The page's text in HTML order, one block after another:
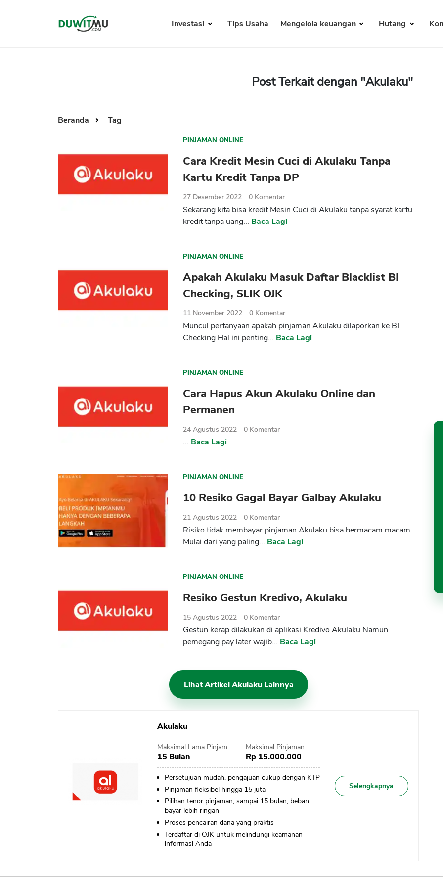
Investasi Tips Usaha Mengelola keuangan Hutang
Post Terkait dengan "Akulaku"
Beranda Tag
PINJAMAN ONLINE
Cara Kredit Mesin Cuci di Akulaku Tanpa
Kartu Kredit Tanpa DP
27 Desember 2022 0 Komentar
Sekarang kita bisa kredit Mesin Cuci di Akulaku tanpa syarat kartu
kredit tanpa uang... Baca Lagi
PINJAMAN ONLINE
Apakah Akulaku Masuk Daftar Blacklist BI
Checking, SLIK OJK
11 November 2022 0 Komentar
Muncul pertanyaan apakah pinjaman Akulaku dilaporkan ke BI
Checking Hal ini penting... Baca Lagi
PINJAMAN ONLINE
Cara Hapus Akun Akulaku Online dan
Permanen
24 Agustus 2022 0 Komentar
... Baca Lagi
PINJAMAN ONLINE
10 Resiko Gagal Bayar Galbay Akulaku
21 Agustus 2022 0 Komentar
Risiko tidak membayar pinjaman Akulaku bisa bermacam macam
Mulai dari yang paling... Baca Lagi
PINJAMAN ONLINE
Resiko Gestun Kredivo, Akulaku
15 Agustus 2022 0 Komentar
Gestun kerap dilakukan di aplikasi Kredivo Akulaku Namun
pemegang pay later wajib... Baca Lagi
Lihat Artikel Akulaku Lainnya
Akulaku
Maksimal Lama Pinjam
15 Bulan
Maksimal Pinjaman
Rp 15.000.000
Persetujuan mudah, pengajuan cukup dengan KTP
Pinjaman fleksibel hingga 15 juta
Pilihan tenor pinjaman, sampai 15 bulan, beban
bayar lebih ringan
Proses pencairan dana yang praktis
Terdaftar di OJK untuk melindungi keamanan
informasi Anda
Selengkapnya